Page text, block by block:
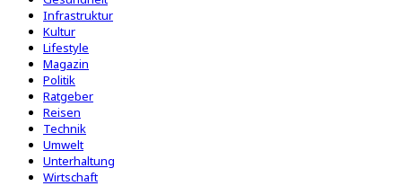
Infrastruktur
Kultur
Lifestyle
Magazin
Politik
Ratgeber
Reisen
Technik
Umwelt
Unterhaltung
Wirtschaft